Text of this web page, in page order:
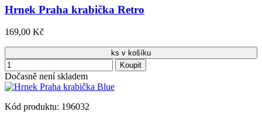
Hrnek Praha krabička Retro
169,00 Kč
ks v košíku
Koupit
Dočasně není skladem
Kód produktu: 196032